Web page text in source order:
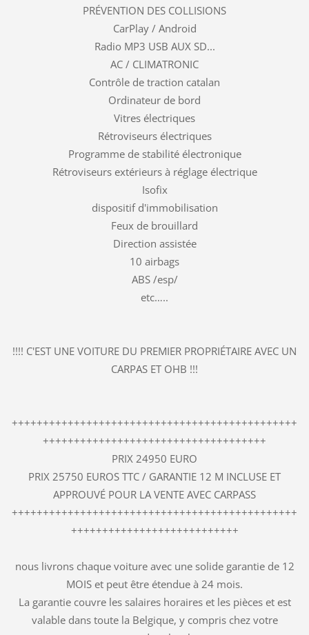
PRÉVENTION DES COLLISIONS
CarPlay / Android
Radio MP3 USB AUX SD...
AC / CLIMATRONIC
Contrôle de traction catalan
Ordinateur de bord
Vitres électriques
Rétroviseurs électriques
Programme de stabilité électronique
Rétroviseurs extérieurs à réglage électrique
Isofix
dispositif d'immobilisation
Feux de brouillard
Direction assistée
10 airbags
ABS /esp/
etc…..
!!!! C'EST UNE VOITURE DU PREMIER PROPRIÉTAIRE AVEC UN
CARPAS ET OHB !!!
++++++++++++++++++++++++++++++++++++++++++++++
++++++++++++++++++++++++++++++++++++
PRIX 24950 EURO
PRIX 25750 EUROS TTC / GARANTIE 12 M INCLUSE ET
APPROUVÉ POUR LA VENTE AVEC CARPASS
++++++++++++++++++++++++++++++++++++++++++++++
+++++++++++++++++++++++++++
nous livrons chaque voiture avec une solide garantie de 12
MOIS et peut être étendue à 24 mois.
La garantie couvre les salaires horaires et les pièces et est
valable dans toute la Belgique, y compris chez votre